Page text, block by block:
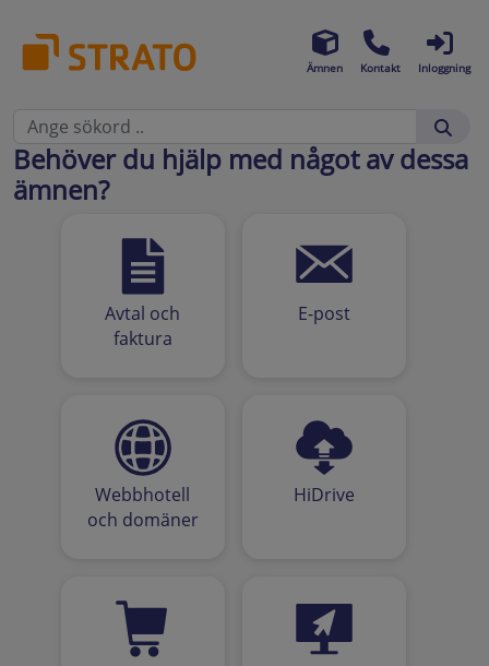
Ämnen Kontakt Inloggning
Behöver du hjälp med något av dessa
ämnen?
Avtal och
faktura
E-post
Webbhotell
och domäner
HiDrive